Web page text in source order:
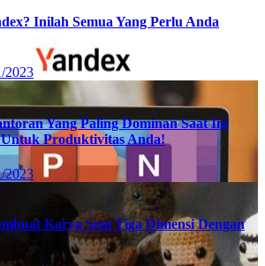
Inilah Semua Yang Perlu Anda
2023
Yang Paling Dominan Saat Ini
Produktivitas Anda!
2023
Karya Seni Tiga Dimensi Dengan